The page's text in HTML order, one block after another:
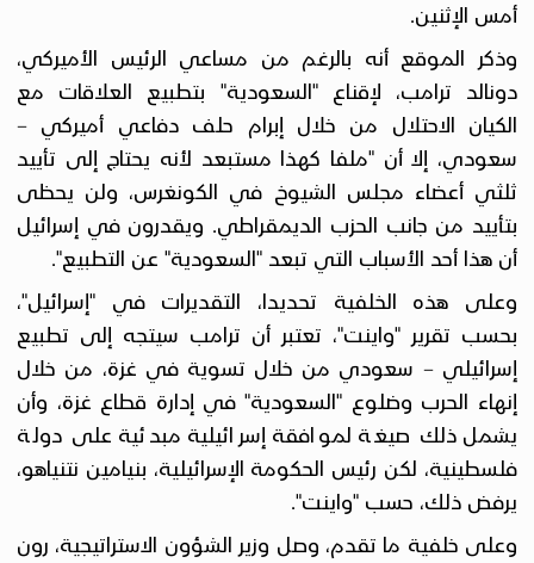
أمس الإثنين.
وذكر الموقع أنه بالرغم من مساعي الرئيس الأميركي،
دونالد ترامب، لإقناع "السعودية" بتطبيع العلاقات مع
الكيان الاحتلال من خلال إبرام حلف دفاعي أميركي –
سعودي، إلا أن "ملفا كهذا مستبعد لأنه يحتاج إلى تأييد
ثلثي أعضاء مجلس الشيوخ في الكونغرس، ولن يحظى
بتأييد من جانب الحزب الديمقراطي. ويقدرون في إسرائيل
أن هذا أحد الأسباب التي تبعد "السعودية" عن التطبيع".
وعلى هذه الخلفية تحديدا، التقديرات في "إسرائيل"،
بحسب تقرير "واينت"، تعتبر أن ترامب سيتجه إلى تطبيع
إسرائيلي – سعودي من خلال تسوية في غزة، من خلال
إنهاء الحرب وضلوع "السعودية" في إدارة قطاع غزة، وأن
يشمل ذلك صيغة لموافقة إسرائيلية مبدئية على دولة
فلسطينية، لكن رئيس الحكومة الإسرائيلية، بنيامين نتنياهو،
يرفض ذلك، حسب "واينت".
وعلى خلفية ما تقدم، وصل وزير الشؤون الاستراتيجية، رون